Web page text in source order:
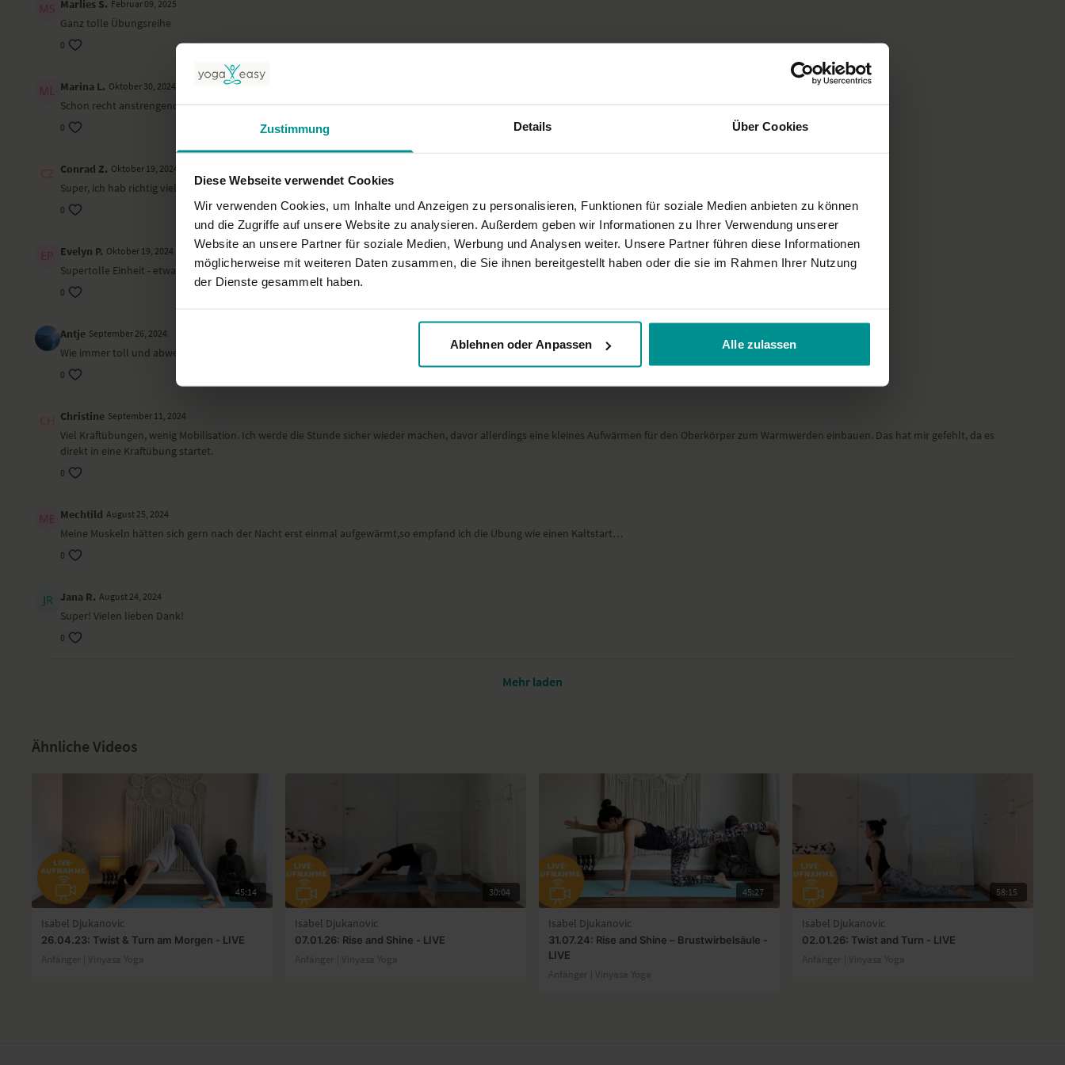
Zustimmung Details Über Cookies
Diese Webseite verwendet Cookies
Wir verwenden Cookies, um Inhalte und Anzeigen zu personalisieren, Funktionen für soziale Medien anbieten zu können
und die Zugriffe auf unsere Website zu analysieren. Außerdem geben wir Informationen zu Ihrer Verwendung unserer
Website an unsere Partner für soziale Medien, Werbung und Analysen weiter. Unsere Partner führen diese Informationen
möglicherweise mit weiteren Daten zusammen, die Sie ihnen bereitgestellt haben oder die sie im Rahmen Ihrer Nutzung
der Dienste gesammelt haben.
Ablehnen oder Anpassen Alle zulassen
Marlies S. Februar 09, 2025
Ganz tolle Übungsreihe
0
Marina L. Oktober 30, 2024
Schon recht anstrengend, vor allem die haltenden Positionen der Arme - aber toll geführt, da hält man dann schon durch
0
Conrad Z. Oktober 19, 2024
Super, ich hab richtig viele neue Impulse bekommen. Die Übungen haben mich sehr angesprochen!
0
Evelyn P. Oktober 19, 2024
Supertolle Einheit - etwas anstrengend für Level 1 - hat aber gut getan. Vielen herzlichen Dank
0
Antje September 26, 2024
Wie immer toll und abwechslungsreich (anders).
0
Christine September 11, 2024
Viel Kraftübungen, wenig Mobilisation. Ich werde die Stunde sicher wieder machen, davor allerdings eine kleines Aufwärmen für den Oberkörper zum Warmwerden einbauen. Das hat mir gefehlt, da es
direkt in eine Kraftübung startet.
0
Mechtild August 25, 2024
Meine Muskeln hätten sich gern nach der Nacht erst einmal aufgewärmt,so empfand ich die Übung wie einen Kaltstart…
0
Jana R. August 24, 2024
Super! Vielen lieben Dank!
0
Mehr laden
Ähnliche Videos
45:14
Isabel Djukanovic
26.04.23: Twist & Turn am Morgen - LIVE
Anfänger | Vinyasa Yoga
30:04
Isabel Djukanovic
07.01.26: Rise and Shine - LIVE
Anfänger | Vinyasa Yoga
45:27
Isabel Djukanovic
31.07.24: Rise and Shine – Brustwirbelsäule -
LIVE
Anfänger | Vinyasa Yoga
58:15
Isabel Djukanovic
02.01.26: Twist and Turn - LIVE
Anfänger | Vinyasa Yoga